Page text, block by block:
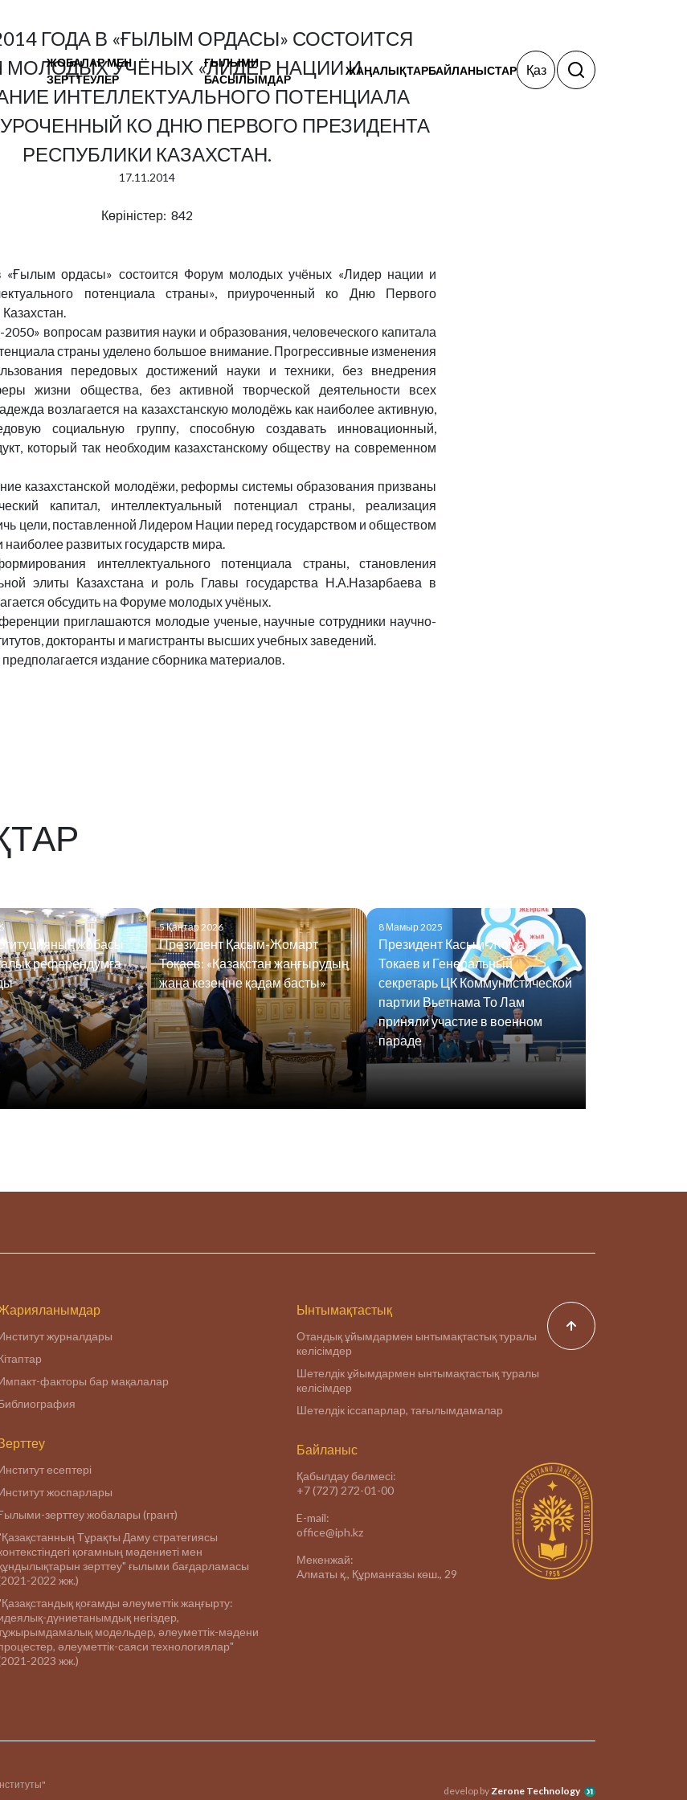
ЖОБАЛАР МЕН
ЗЕРТТЕУЛЕР
ҒЫЛЫМИ
БАСЫЛЫМДАР
ЖАҢАЛЫҚТАРБАЙЛАНЫСТАР Қаз
ГОДА В «ҒЫЛЫМ ОРДАСЫ» СОСТОИТСЯ
МОЛОДЫХ УЧЁНЫХ «ЛИДЕР НАЦИИ И
ИНТЕЛЛЕКТУАЛЬНОГО ПОТЕНЦИАЛА
КО ДНЮ ПЕРВОГО ПРЕЗИДЕНТА
РЕСПУБЛИКИ КАЗАХСТАН.
17.11.2014
Көріністер: 842
«Ғылым ордасы» состоится Форум молодых учёных «Лидер нации и
потенциала страны», приуроченный ко Дню Первого
вопросам развития науки и образования, человеческого капитала
страны уделено большое внимание. Прогрессивные изменения
передовых достижений науки и техники, без внедрения
жизни общества, без активной творческой деятельности всех
возлагается на казахстанскую молодёжь как наиболее активную,
социальную группу, способную создавать инновационный,
который так необходим казахстанскому обществу на современном
казахстанской молодёжи, реформы системы образования призваны
капитал, интеллектуальный потенциал страны, реализация
цели, поставленной Лидером Нации перед государством и обществом
наиболее развитых государств мира.
интеллектуального потенциала страны, становления
элиты Казахстана и роль Главы государства Н.А.Назарбаева в
обсудить на Форуме молодых учёных.
приглашаются молодые ученые, научные сотрудники научно-
докторанты и магистранты высших учебных заведений.
издание сборника материалов.
жобасы
референдумға
5 Қаңтар 2026
Президент Қасым-Жомарт
Тоқаев: «Қазақстан жаңғырудың
жаңа кезеңіне қадам басты»
8 Мамыр 2025
Президент Касым-Жомарт
Токаев и Генеральный
секретарь ЦК Коммунистической
партии Вьетнама То Лам
приняли участие в военном
параде
журналдары
факторы бар мақалалар
есептері
жоспарлары
зерттеу жобалары (грант)
Тұрақты Даму стратегиясы
қоғамның мәдениеті мен
зерттеу" ғылыми бағдарламасы
2022 жж.)
қоғамды әлеуметтік жаңғырту:
дүниетанымдық негіздер,
модельдер, әлеуметтік-мәдени
әлеуметтік-саяси технологиялар"
2023 жж.)
Ынтымақтастық
Отандық ұйымдармен ынтымақтастық туралы
келісімдер
Шетелдік ұйымдармен ынтымақтастық туралы
келісімдер
Шетелдік іссапарлар, тағылымдамалар
Байланыс
Қабылдау бөлмесі:
+7 (727) 272-01-00
E-mail:
office@iph.kz
Мекенжай:
Алматы қ., Құрманғазы көш., 29
develop byZerone Technology